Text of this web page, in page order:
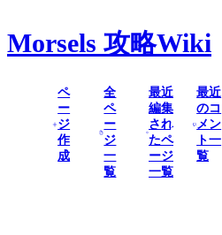
Morsels 攻略Wiki
ペ
ー
ジ
作
成
全
ペ
ー
ジ
一
覧
最近
編集
され
たペ
ージ
一覧
最近
のコ
メン
ト一
覧